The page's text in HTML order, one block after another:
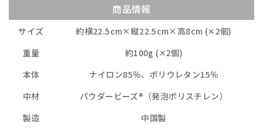
商品情報
サイズ
約横22.5cm×縦22.5cm×高8cm (✕2個)
重量
約100g (✕2個)
本体
ナイロン85％、ポリウレタン15％
中材
パウダービーズ®（発泡ポリスチレン）
製造
中国製